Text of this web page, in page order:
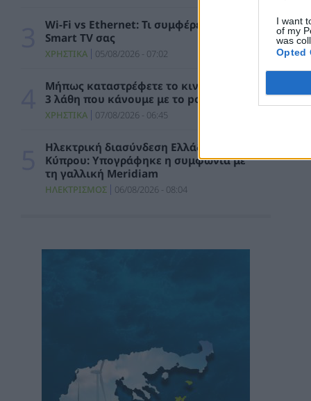
I want
of my
was
Opted
οργανωμένη, ισόρροπη και βιώσιμη
τουριστική ανάπτυξη
ΠΟΛΙΤΙΚΗ 07/08/2026 - 10:47
Απολογισμός Γ. Μανιάτη για τον δεύτερο
χρόνο της θητείας του στο Ευρωπαϊκό
Κοινοβούλιο
Δήλωση του Υπουργού Ενέργειας Κύπρου
για την είσοδο Meridiam στην ηλεκτρική
διασύνδεση Great Sea Interconnector
Κυβερνητικής Επιτροπής Βιομηχανίας – Η
κρύβουν τα αίτια και τις αυτονόητες λύσεις
07/08/2026 - 08:40
Στ. Παπασταύρου: Ενεργειακή αναβάθμιση
Wi-Fi vs Ethernet: Τι συμφέρει για τη
Smart TV σας
ΧΡΗΣΤΙΚΑ 05/08/2026 - 07:02
Μήπως καταστρέφετε το κινητό σας; Τα
3 λάθη που κάνουμε με το powerbank
ΧΡΗΣΤΙΚΑ 07/08/2026 - 06:45
Ηλεκτρική διασύνδεση Ελλάδας –
Κύπρου: Υπογράφηκε η συμφωνία με
τη γαλλική Meridiam
ΗΛΕΚΤΡΙΣΜΟΣ 06/08/2026 - 08:04